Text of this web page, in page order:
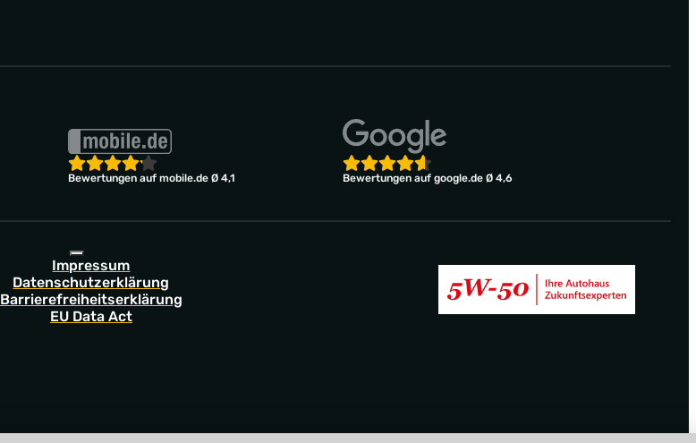
Bewertungen auf mobile.de Ø 4,1 Bewertungen auf google.de Ø 4,6
Impressum
Datenschutzerklärung
Barrierefreiheitserklärung
EU Data Act